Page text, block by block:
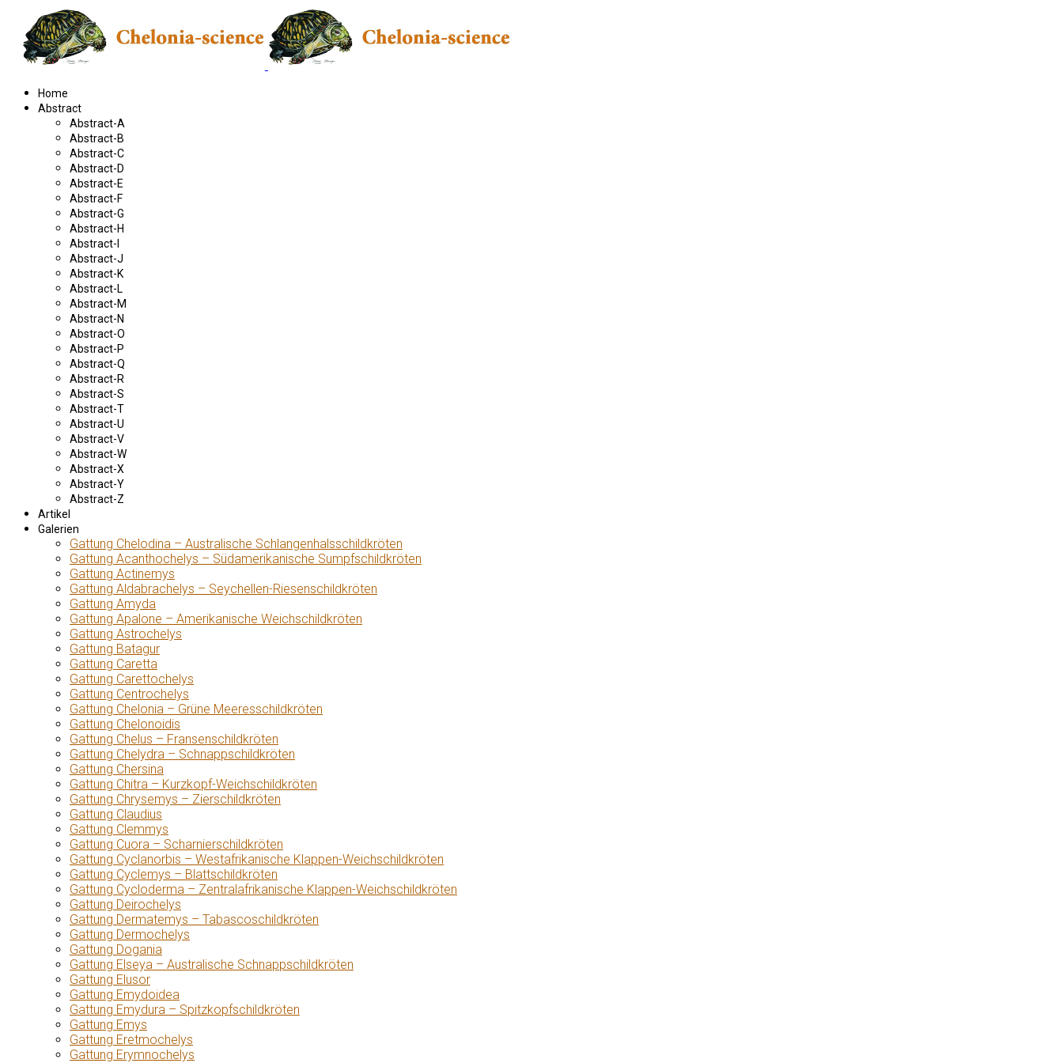
Home
Abstract
Abstract-A
Abstract-B
Abstract-C
Abstract-D
Abstract-E
Abstract-F
Abstract-G
Abstract-H
Abstract-I
Abstract-J
Abstract-K
Abstract-L
Abstract-M
Abstract-N
Abstract-O
Abstract-P
Abstract-Q
Abstract-R
Abstract-S
Abstract-T
Abstract-U
Abstract-V
Abstract-W
Abstract-X
Abstract-Y
Abstract-Z
Artikel
Galerien
Gattung Chelodina – Australische Schlangenhalsschildkröten
Gattung Acanthochelys – Südamerikanische Sumpfschildkröten
Gattung Actinemys
Gattung Aldabrachelys – Seychellen-Riesenschildkröten
Gattung Amyda
Gattung Apalone – Amerikanische Weichschildkröten
Gattung Astrochelys
Gattung Batagur
Gattung Caretta
Gattung Carettochelys
Gattung Centrochelys
Gattung Chelonia – Grüne Meeresschildkröten
Gattung Chelonoidis
Gattung Chelus – Fransenschildkröten
Gattung Chelydra – Schnappschildkröten
Gattung Chersina
Gattung Chitra – Kurzkopf-Weichschildkröten
Gattung Chrysemys – Zierschildkröten
Gattung Claudius
Gattung Clemmys
Gattung Cuora – Scharnierschildkröten
Gattung Cyclanorbis – Westafrikanische Klappen-Weichschildkröten
Gattung Cyclemys – Blattschildkröten
Gattung Cycloderma – Zentralafrikanische Klappen-Weichschildkröten
Gattung Deirochelys
Gattung Dermatemys – Tabascoschildkröten
Gattung Dermochelys
Gattung Dogania
Gattung Elseya – Australische Schnappschildkröten
Gattung Elusor
Gattung Emydoidea
Gattung Emydura – Spitzkopfschildkröten
Gattung Emys
Gattung Eretmochelys
Gattung Erymnochelys